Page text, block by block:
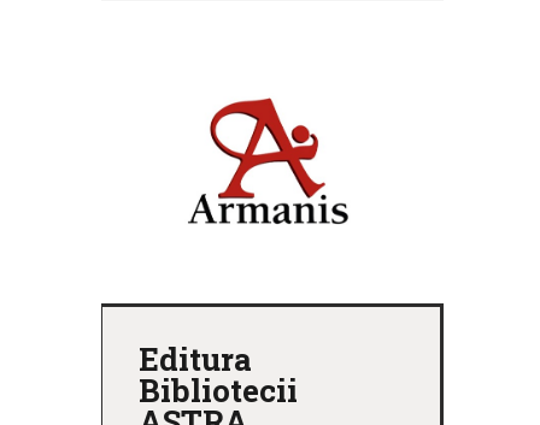
Editura
Bibliotecii